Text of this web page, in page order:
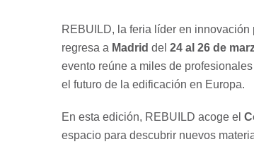
REBUILD, la feria líder en
regresa a Madrid del 24 al 26 de
evento reúne a miles de
el futuro de la edificación en Europa.
En esta edición, REBUILD acoge el
espacio para descubrir nuevos